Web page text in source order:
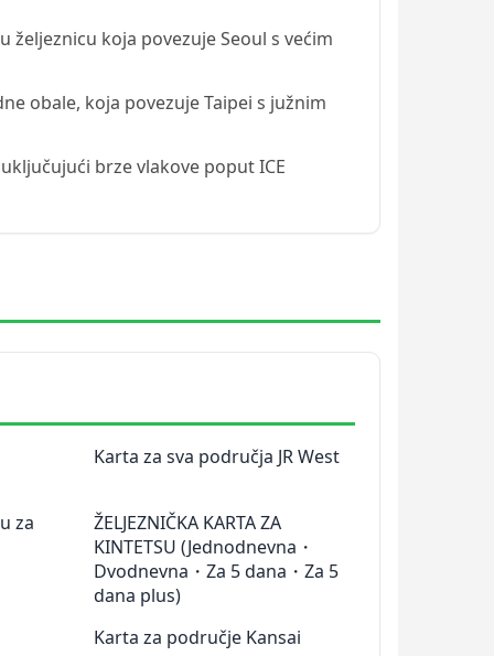
željeznicu koja povezuje Seoul s većim
obale, koja povezuje Taipei s južnim
brze vlakove poput ICE
Karta za sva područja JR West
za
ŽELJEZNIČKA KARTA ZA
KINTETSU (Jednodnevna・
Dvodnevna・Za 5 dana・Za 5
dana plus)
Karta za područje Kansai